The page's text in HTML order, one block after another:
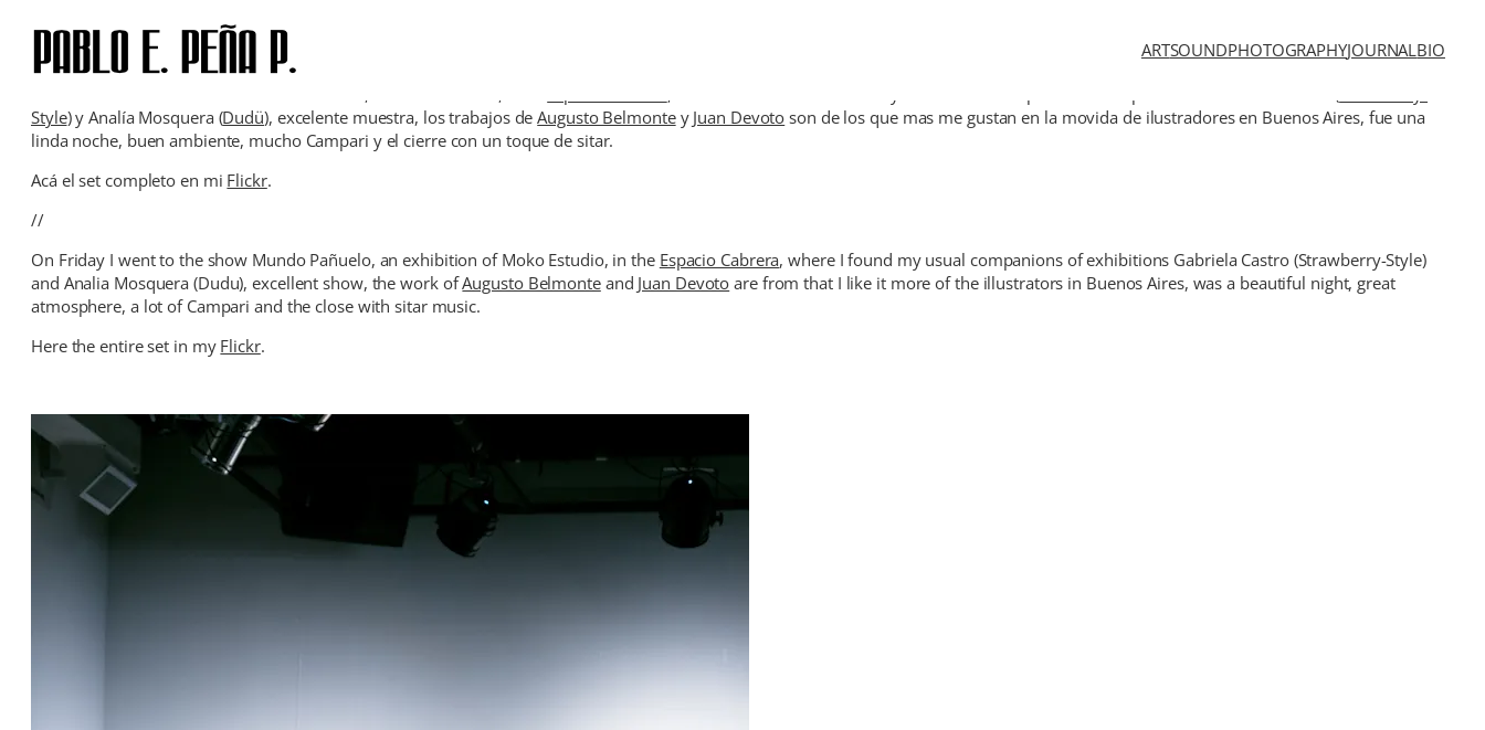
ARTSOUNDPHOTOGRAPHYJOURNALBIO
Style) y Analía Mosquera (Dudü), excelente muestra, los trabajos deAugusto Belmontey Juan Devoto son de los que mas me gustan en la movida de ilustradores en Buenos Aires, fue una
linda noche, buen ambiente, mucho Campari y el cierre con un toque de sitar.
Acá el set completo en mi Flickr.
//
On Friday I went to the show Mundo Pañuelo, an exhibition of Moko Estudio, in the Espacio Cabrera, where I found my usual companions of exhibitions Gabriela Castro (Strawberry-Style)
and Analia Mosquera (Dudu), excellent show, the work ofAugusto Belmonteand Juan Devoto are from that I like it more of the illustrators in Buenos Aires, was a beautiful night, great
atmosphere, a lot of Campari and the close with sitar music.
Here the entire set in my Flickr.